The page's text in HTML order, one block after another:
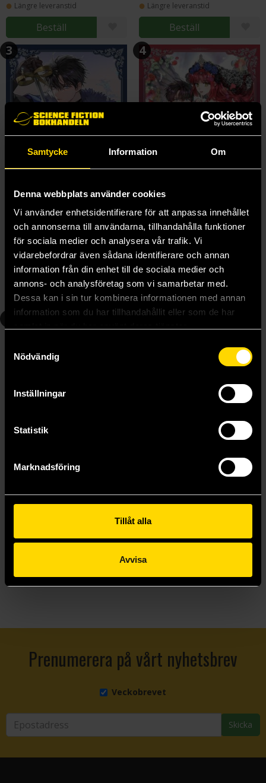
Samtycke Information Om
Denna webbplats använder cookies
Vi använder enhetsidentifierare för att anpassa innehållet
och annonserna till användarna, tillhandahålla funktioner
för sociala medier och analysera vår trafik. Vi
vidarebefordrar även sådana identifierare och annan
information från din enhet till de sociala medier och
annons- och analysföretag som vi samarbetar med.
Dessa kan i sin tur kombinera informationen med annan
information som du har tillhandahållit eller som de har
Nödvändig
Inställningar
Statistik
Marknadsföring
Tillåt alla
Avvisa
Längre leveranstid
Beställ
Längre leveranstid
Beställ
3
My Secretly Hot Husband Vol 3
Gabi Nam
259 kr
Längre leveranstid
Beställ
4
Gabi Nam
259 kr
Längre leveranstid
Beställ
My Secretly Hot Husband Vol 5
6
My Secretly Hot Husband Vol 6
239 kr
Prenumerera på vårt nyhetsbrev
Veckobrevet
Skicka